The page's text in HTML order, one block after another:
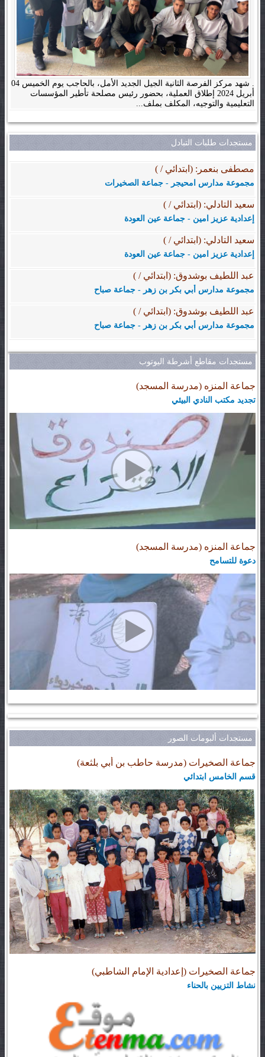
. شهد مركز الفرصة الثانية الجيل الجديد الأمل، بالحاجب يوم الخميس 04
أبريل 2024 إطلاق العملية، بحضور رئيس مصلحة تأطير المؤسسات
التعليمية والتوجيه، المكلف بملف...
مستجدات طلبات التبادل
مصطفى بنعمر: (ابتدائي / )
مجموعة مدارس امحيجر - جماعة الصخيرات
سعيد التادلي: (ابتدائي / )
إعدادية عزيز امين - جماعة عين العودة
سعيد التادلي: (ابتدائي / )
إعدادية عزيز امين - جماعة عين العودة
عبد اللطيف بوشدوق: (ابتدائي / )
مجموعة مدارس أبي بكر بن زهر - جماعة صباح
عبد اللطيف بوشدوق: (ابتدائي / )
مجموعة مدارس أبي بكر بن زهر - جماعة صباح
مستجدات مقاطع أشرطة اليوتوب
جماعة المنزه (مدرسة المسجد)
تجديد مكتب النادي البيئي
جماعة المنزه (مدرسة المسجد)
دعوة للتسامح
مستجدات ألبومات الصور
جماعة الصخيرات (مدرسة حاطب بن أبي بلثعة)
قسم الخامس ابتدائي
جماعة الصخيرات (إعدادية الإمام الشاطبي)
نشاط التزيين بالحناء